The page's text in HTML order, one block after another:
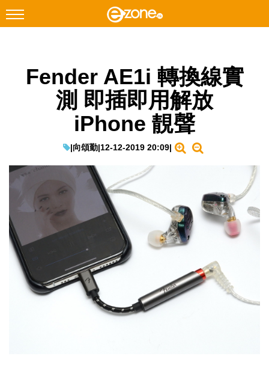
Facebook Instagram
教學評測
EduTech
IT Times
生成式AI與雲端應用
Enterprise Digital Transformation
特集
Fender AE1i 轉換線實
測 即插即用解放
iPhone 靚聲
|向頌勤|12-12-2019 20:09|